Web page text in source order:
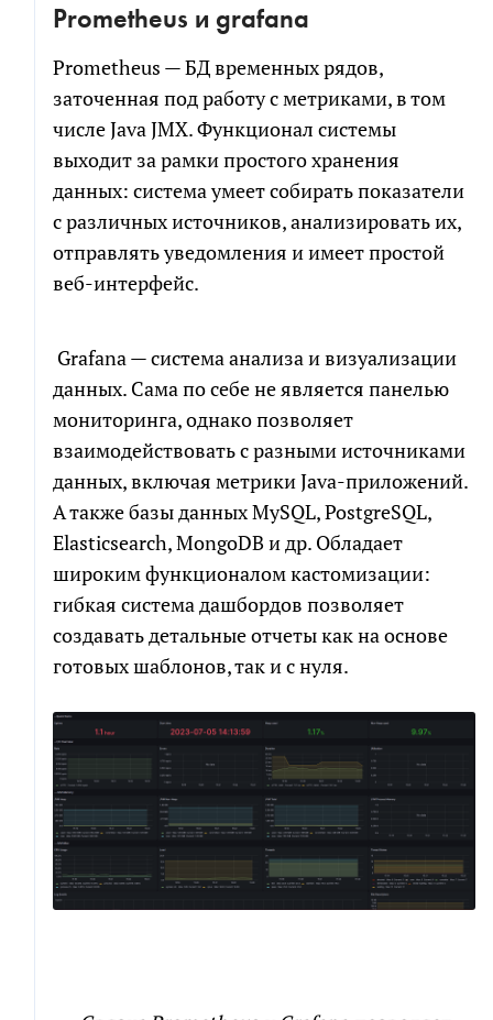
Prometheus и grafana
Prometheus — БД временных рядов,
заточенная под работу с метриками, в том
числе Java JMX. Функционал системы
выходит за рамки простого хранения
данных: система умеет собирать показатели
с различных источников, анализировать их,
отправлять уведомления и имеет простой
веб-интерфейс.
Grafana — система анализа и визуализации
данных. Сама по себе не является панелью
мониторинга, однако позволяет
взаимодействовать с разными источниками
данных, включая метрики Java-приложений.
А также базы данных MySQL, PostgreSQL,
Elasticsearch, MongoDB и др. Обладает
широким функционалом кастомизации:
гибкая система дашбордов позволяет
создавать детальные отчеты как на основе
готовых шаблонов, так и с нуля.